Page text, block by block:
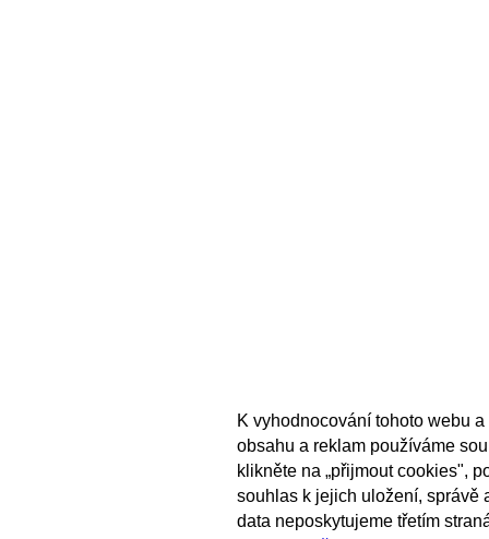
K vyhodnocování tohoto webu
obsahu a reklam používáme
klikněte na „přijmout cookies",
souhlas k jejich uložení, správě
data neposkytujeme třetím